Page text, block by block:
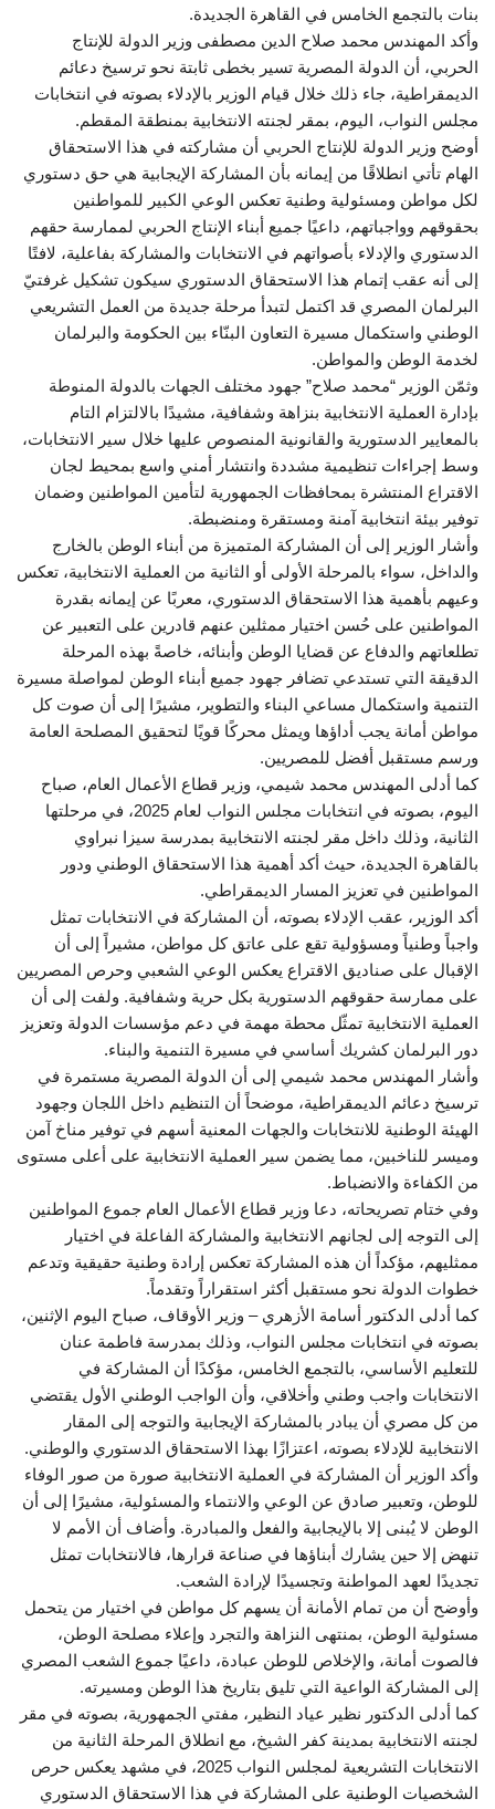
بنات بالتجمع الخامس في القاهرة الجديدة.
وأكد المهندس محمد صلاح الدين مصطفى وزير الدولة للإنتاج
الحربي، أن الدولة المصرية تسير بخطى ثابتة نحو ترسيخ دعائم
الديمقراطية، جاء ذلك خلال قيام الوزير بالإدلاء بصوته في انتخابات
مجلس النواب، اليوم، بمقر لجنته الانتخابية بمنطقة المقطم.
أوضح وزير الدولة للإنتاج الحربي أن مشاركته في هذا الاستحقاق
الهام تأتي انطلاقًا من إيمانه بأن المشاركة الإيجابية هي حق دستوري
لكل مواطن ومسئولية وطنية تعكس الوعي الكبير للمواطنين
بحقوقهم وواجباتهم، داعيًا جميع أبناء الإنتاج الحربي لممارسة حقهم
الدستوري والإدلاء بأصواتهم في الانتخابات والمشاركة بفاعلية، لافتًا
إلى أنه عقب إتمام هذا الاستحقاق الدستوري سيكون تشكيل غرفتيّ
البرلمان المصري قد اكتمل لتبدأ مرحلة جديدة من العمل التشريعي
الوطني واستكمال مسيرة التعاون البنّاء بين الحكومة والبرلمان
لخدمة الوطن والمواطن.
وثمّن الوزير “محمد صلاح” جهود مختلف الجهات بالدولة المنوطة
بإدارة العملية الانتخابية بنزاهة وشفافية، مشيدًا بالالتزام التام
بالمعايير الدستورية والقانونية المنصوص عليها خلال سير الانتخابات،
وسط إجراءات تنظيمية مشددة وانتشار أمني واسع بمحيط لجان
الاقتراع المنتشرة بمحافظات الجمهورية لتأمين المواطنين وضمان
توفير بيئة انتخابية آمنة ومستقرة ومنضبطة.
وأشار الوزير إلى أن المشاركة المتميزة من أبناء الوطن بالخارج
والداخل، سواء بالمرحلة الأولى أو الثانية من العملية الانتخابية، تعكس
وعيهم بأهمية هذا الاستحقاق الدستوري، معربًا عن إيمانه بقدرة
المواطنين على حُسن اختيار ممثلين عنهم قادرين على التعبير عن
تطلعاتهم والدفاع عن قضايا الوطن وأبنائه، خاصةً بهذه المرحلة
الدقيقة التي تستدعي تضافر جهود جميع أبناء الوطن لمواصلة مسيرة
التنمية واستكمال مساعي البناء والتطوير، مشيرًا إلى أن صوت كل
مواطن أمانة يجب أداؤها ويمثل محركًا قويًا لتحقيق المصلحة العامة
ورسم مستقبل أفضل للمصريين.
كما أدلى المهندس محمد شيمي، وزير قطاع الأعمال العام، صباح
اليوم، بصوته في انتخابات مجلس النواب لعام 2025، في مرحلتها
الثانية، وذلك داخل مقر لجنته الانتخابية بمدرسة سيزا نبراوي
بالقاهرة الجديدة، حيث أكد أهمية هذا الاستحقاق الوطني ودور
المواطنين في تعزيز المسار الديمقراطي.
أكد الوزير، عقب الإدلاء بصوته، أن المشاركة في الانتخابات تمثل
واجباً وطنياً ومسؤولية تقع على عاتق كل مواطن، مشيراً إلى أن
الإقبال على صناديق الاقتراع يعكس الوعي الشعبي وحرص المصريين
على ممارسة حقوقهم الدستورية بكل حرية وشفافية. ولفت إلى أن
العملية الانتخابية تمثّل محطة مهمة في دعم مؤسسات الدولة وتعزيز
دور البرلمان كشريك أساسي في مسيرة التنمية والبناء.
وأشار المهندس محمد شيمي إلى أن الدولة المصرية مستمرة في
ترسيخ دعائم الديمقراطية، موضحاً أن التنظيم داخل اللجان وجهود
الهيئة الوطنية للانتخابات والجهات المعنية أسهم في توفير مناخ آمن
وميسر للناخبين، مما يضمن سير العملية الانتخابية على أعلى مستوى
من الكفاءة والانضباط.
وفي ختام تصريحاته، دعا وزير قطاع الأعمال العام جموع المواطنين
إلى التوجه إلى لجانهم الانتخابية والمشاركة الفاعلة في اختيار
ممثليهم، مؤكداً أن هذه المشاركة تعكس إرادة وطنية حقيقية وتدعم
خطوات الدولة نحو مستقبل أكثر استقراراً وتقدماً.
كما أدلى الدكتور أسامة الأزهري – وزير الأوقاف، صباح اليوم الإثنين،
بصوته في انتخابات مجلس النواب، وذلك بمدرسة فاطمة عنان
للتعليم الأساسي، بالتجمع الخامس، مؤكدًا أن المشاركة في
الانتخابات واجب وطني وأخلاقي، وأن الواجب الوطني الأول يقتضي
من كل مصري أن يبادر بالمشاركة الإيجابية والتوجه إلى المقار
الانتخابية للإدلاء بصوته، اعتزازًا بهذا الاستحقاق الدستوري والوطني.
وأكد الوزير أن المشاركة في العملية الانتخابية صورة من صور الوفاء
للوطن، وتعبير صادق عن الوعي والانتماء والمسئولية، مشيرًا إلى أن
الوطن لا يُبنى إلا بالإيجابية والفعل والمبادرة. وأضاف أن الأمم لا
تنهض إلا حين يشارك أبناؤها في صناعة قرارها، فالانتخابات تمثل
تجديدًا لعهد المواطنة وتجسيدًا لإرادة الشعب.
وأوضح أن من تمام الأمانة أن يسهم كل مواطن في اختيار من يتحمل
مسئولية الوطن، بمنتهى النزاهة والتجرد وإعلاء مصلحة الوطن،
فالصوت أمانة، والإخلاص للوطن عبادة، داعيًا جموع الشعب المصري
إلى المشاركة الواعية التي تليق بتاريخ هذا الوطن ومسيرته.
كما أدلى الدكتور نظير عياد النظير، مفتي الجمهورية، بصوته في مقر
لجنته الانتخابية بمدينة كفر الشيخ، مع انطلاق المرحلة الثانية من
الانتخابات التشريعية لمجلس النواب 2025، في مشهد يعكس حرص
الشخصيات الوطنية على المشاركة في هذا الاستحقاق الدستوري